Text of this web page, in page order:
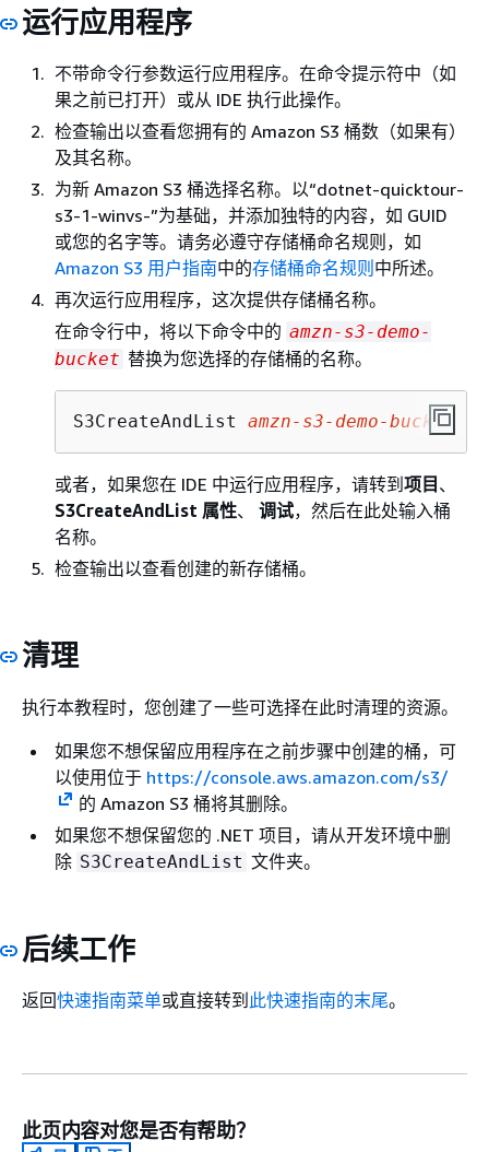
运行应用程序
不带命令行参数运行应用程序。在命令提示符中（如
果之前已打开）或从 IDE 执行此操作。
检查输出以查看您拥有的 Amazon S3 桶数（如果有）
及其名称。
为新 Amazon S3 桶选择名称。以“dotnet-quicktour-
s3-1-winvs-”为基础，并添加独特的内容，如 GUID
或您的名字等。请务必遵守存储桶命名规则，如
Amazon S3 用户指南中的存储桶命名规则 中所述。
再次运行应用程序，这次提供存储桶名称。
在命令行中，将以下命令中的 amzn-s3-demo-
bucket 替换为您选择的存储桶的名称。
S3CreateAndList amzn-s3-demo-bucket
或者，如果您在 IDE 中运行应用程序，请转到 项目 、
S3CreateAndList 属性、 调试，然后在此处输入桶
名称。
检查输出以查看创建的新存储桶。
清理
执行本教程时，您创建了一些可选择在此时清理的资源。
如果您不想保留应用程序在之前步骤中创建的桶，可
以使用位于 https://console.aws.amazon.com/s3/
的 Amazon S3 桶将其删除。
如果您不想保留您的 .NET 项目，请从开发环境中删
除 S3CreateAndList 文件夹。
后续工作
返回快速指南菜单或直接转到 此快速指南的末尾。
此页内容对您是否有帮助？